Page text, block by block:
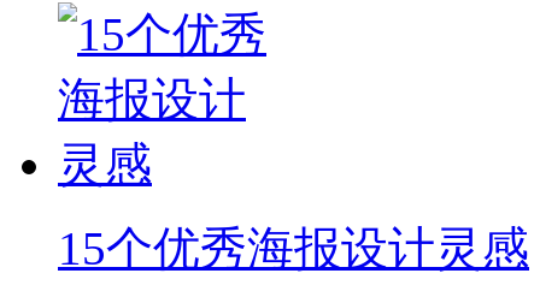
15个优秀海报设计灵感